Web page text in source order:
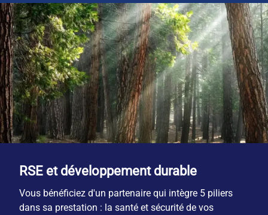
RSE et développement durable
Vous bénéficiez d'un partenaire qui intègre 5 piliers
dans sa prestation : la santé et sécurité de vos